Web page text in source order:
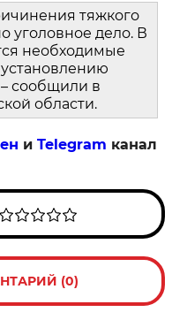
тяжкого
уголовное дело. В
необходимые
– сообщили в
области.
иTelegram канал
(0)